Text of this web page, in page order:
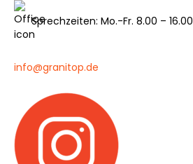
Sprechzeiten: Mo.-Fr. 8.00 – 16.00
info@granitop.de